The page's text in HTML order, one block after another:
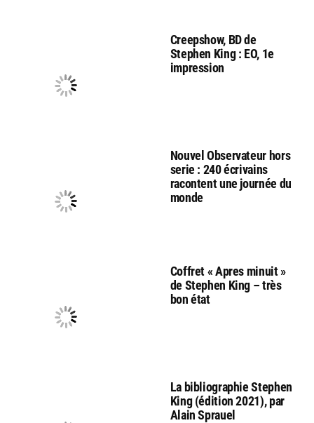
Creepshow, BD de
Stephen King : EO, 1e
impression
Nouvel Observateur hors
serie : 240 écrivains
racontent une journée du
monde
Coffret « Apres minuit »
de Stephen King – très
bon état
La bibliographie Stephen
King (édition 2021), par
Alain Sprauel